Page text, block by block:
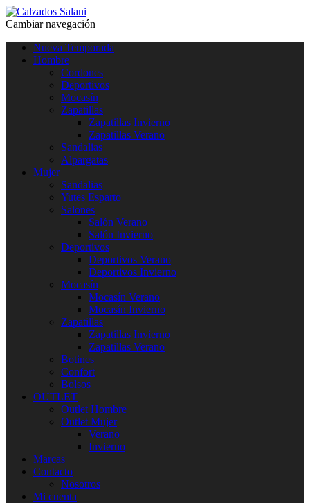
Cambiar navegación
Nueva Temporada
Hombre
Cordones
Deportivos
Mocasín
Zapatillas
Zapatillas Invierno
Zapatillas Verano
Sandalias
Alpargatas
Mujer
Sandalias
Yutes Esparto
Salones
Salón Verano
Salón Invierno
Deportivos
Deportivos Verano
Deportivos Invierno
Mocasín
Mocasín Verano
Mocasín Invierno
Zapatillas
Zapatillas Invierno
Zapatillas Verano
Botines
Confort
Bolsos
OUTLET
Outlet Hombre
Outlet Mujer
Verano
Invierno
Marcas
Contacto
Nosotros
Mi cuenta